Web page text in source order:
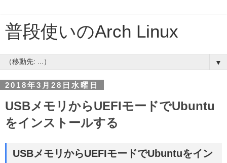
普段使いのArch Linux
▼
2018年3月28日水曜日
USBメモリからUEFIモードでUbuntu
をインストールする
USBメモリからUEFIモードでUbuntuをイン